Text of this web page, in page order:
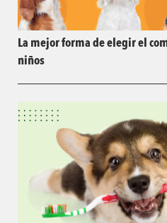
La mejor forma de elegir el
niños